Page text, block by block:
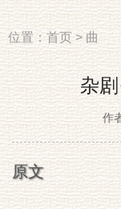
位置：首页>曲
杂
作
原文